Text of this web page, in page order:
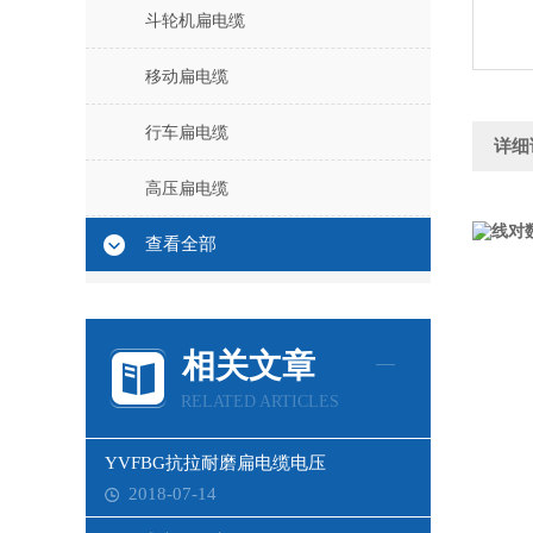
斗轮机扁电缆
移动扁电缆
行车扁电缆
高压扁电缆
查看全部
相关文章
RELATED ARTICLES
YVFBG抗拉耐磨扁电缆电压
2018-07-14
详细